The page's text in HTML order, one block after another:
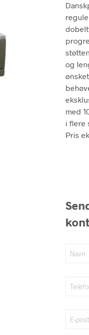
og
med
i flere
Pris